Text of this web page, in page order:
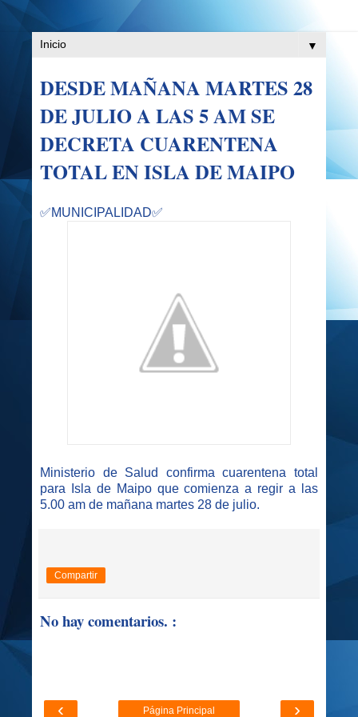
▼
DESDE MAÑANA MARTES 28
DE JULIO A LAS 5 AM SE
DECRETA CUARENTENA
TOTAL EN ISLA DE MAIPO
✅MUNICIPALIDAD✅
Ministerio de Salud confirma cuarentena total
para Isla de Maipo que comienza a regir a las
5.00 am de mañana martes 28 de julio.
Compartir
No hay comentarios. :
‹ ›
Página Principal